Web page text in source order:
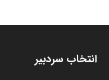
انتخاب سردبیر